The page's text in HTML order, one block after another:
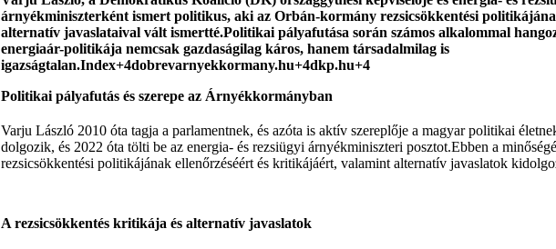
árnyékminiszterként ismert politikus, aki az Orbán-kormány rezsicsökkentési
alternatív javaslataival vált ismertté.Politikai pályafutása során számos alkalommal
energiaár-politikája nemcsak gazdaságilag káros, hanem társadalmilag is
igazságtalan.Index+4dobrevarnyekkormany.hu+4dkp.hu+4
Politikai pályafutás és szerepe az Árnyékkormányban
Varju László 2010 óta tagja a parlamentnek, és azóta is aktív szereplője a magyar politikai
dolgozik, és 2022 óta tölti be az energia- és rezsiügyi árnyékminiszteri posztot.Ebben a
rezsicsökkentési politikájának ellenőrzéséért és kritikájáért, valamint alternatív javaslatok
A rezsicsökkentés kritikája és alternatív javaslatok